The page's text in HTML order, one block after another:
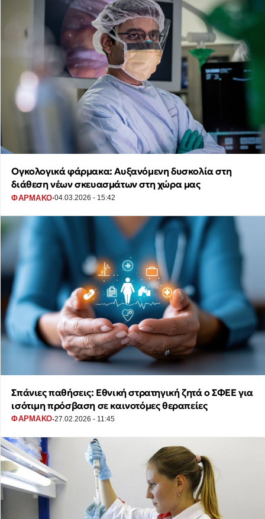
Ογκολογικά φάρμακα: Αυξανόμενη δυσκολία στη
διάθεση νέων σκευασμάτων στη χώρα μας
ΦΑΡΜΑΚΟ·04.03.2026 - 15:42
Σπάνιες παθήσεις: Εθνική στρατηγική ζητά ο ΣΦΕΕ για
ισότιμη πρόσβαση σε καινοτόμες θεραπείες
ΦΑΡΜΑΚΟ·27.02.2026 - 11:45